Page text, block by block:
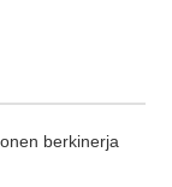
berkinerja